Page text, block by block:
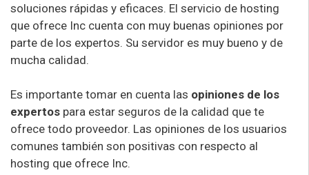
soluciones rápidas y eficaces. El servicio de hosting
que ofrece Inc cuenta con muy buenas opiniones por
parte de los expertos. Su servidor es muy bueno y de
mucha calidad.
Es importante tomar en cuenta las opiniones de los
expertos para estar seguros de la calidad que te
ofrece todo proveedor. Las opiniones de los usuarios
comunes también son positivas con respecto al
hosting que ofrece Inc.